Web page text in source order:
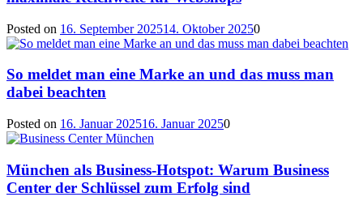
Posted on 16. September 202514. Oktober 20250
So meldet man eine Marke an und das muss man
dabei beachten
Posted on 16. Januar 202516. Januar 20250
München als Business-Hotspot: Warum Business
Center der Schlüssel zum Erfolg sind